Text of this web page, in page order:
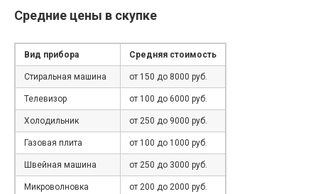
Средние цены в скупке
Вид прибора Средняя стоимость
Стиральная машина от 150 до 8000 руб.
Телевизор от 100 до 6000 руб.
Холодильник от 250 до 9000 руб.
Газовая плита от 100 до 1000 руб.
Швейная машина от 250 до 3000 руб.
Микроволновка от 200 до 2000 руб.